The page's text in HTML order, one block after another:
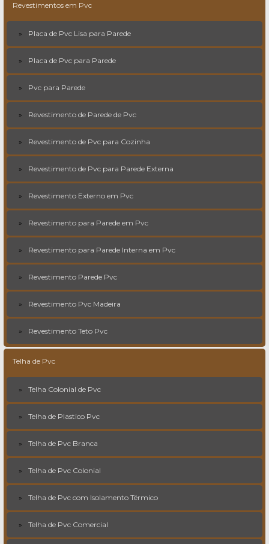
Revestimentos em Pvc
Placa de Pvc Lisa para Parede
Placa de Pvc para Parede
Pvc para Parede
Revestimento de Parede de Pvc
Revestimento de Pvc para Cozinha
Revestimento de Pvc para Parede Externa
Revestimento Externo em Pvc
Revestimento para Parede em Pvc
Revestimento para Parede Interna em Pvc
Revestimento Parede Pvc
Revestimento Pvc Madeira
Revestimento Teto Pvc
Telha de Pvc
Telha Colonial de Pvc
Telha de Plastico Pvc
Telha de Pvc Branca
Telha de Pvc Colonial
Telha de Pvc com Isolamento Térmico
Telha de Pvc Comercial